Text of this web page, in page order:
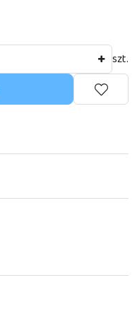
szt.